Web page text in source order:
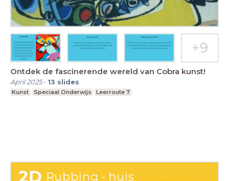
Ontdek de fascinerende wereld van Cobra kunst!
April 2025- 13 slides
Kunst Speciaal Onderwijs Leerroute 7